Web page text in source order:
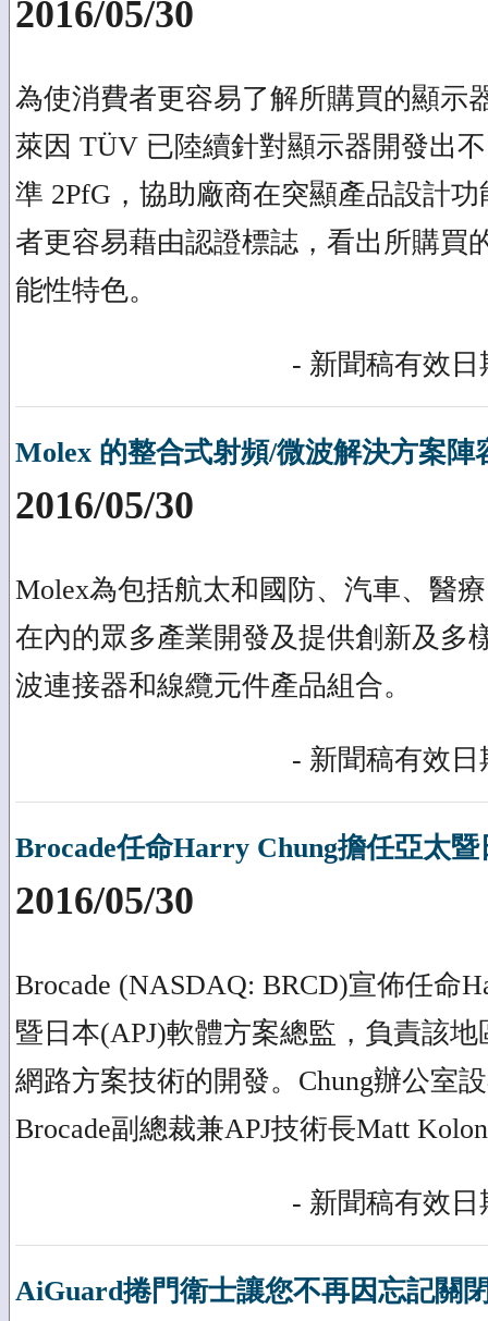
2016/05/30
為使消費者更容易了解所購買的顯示
萊因 TÜV 已陸續針對顯示器開發出
準 2PfG，協助廠商在突顯產品設計
者更容易藉由認證標誌，看出所購買
能性特色。
- 新聞稿有效日
Molex 的整合式射頻/微波解決方案陣
2016/05/30
Molex為包括航太和國防、汽車、醫
在內的眾多產業開發及提供創新及多
波連接器和線纜元件產品組合。
- 新聞稿有效日
Brocade任命Harry Chung擔任亞太
2016/05/30
Brocade (NASDAQ: BRCD)宣佈任命
暨日本(APJ)軟體方案總監，負責該地
網路方案技術的開發。Chung辦公室
Brocade副總裁兼APJ技術長Matt
- 新聞稿有效日
AiGuard捲門衛士讓您不再因忘記關